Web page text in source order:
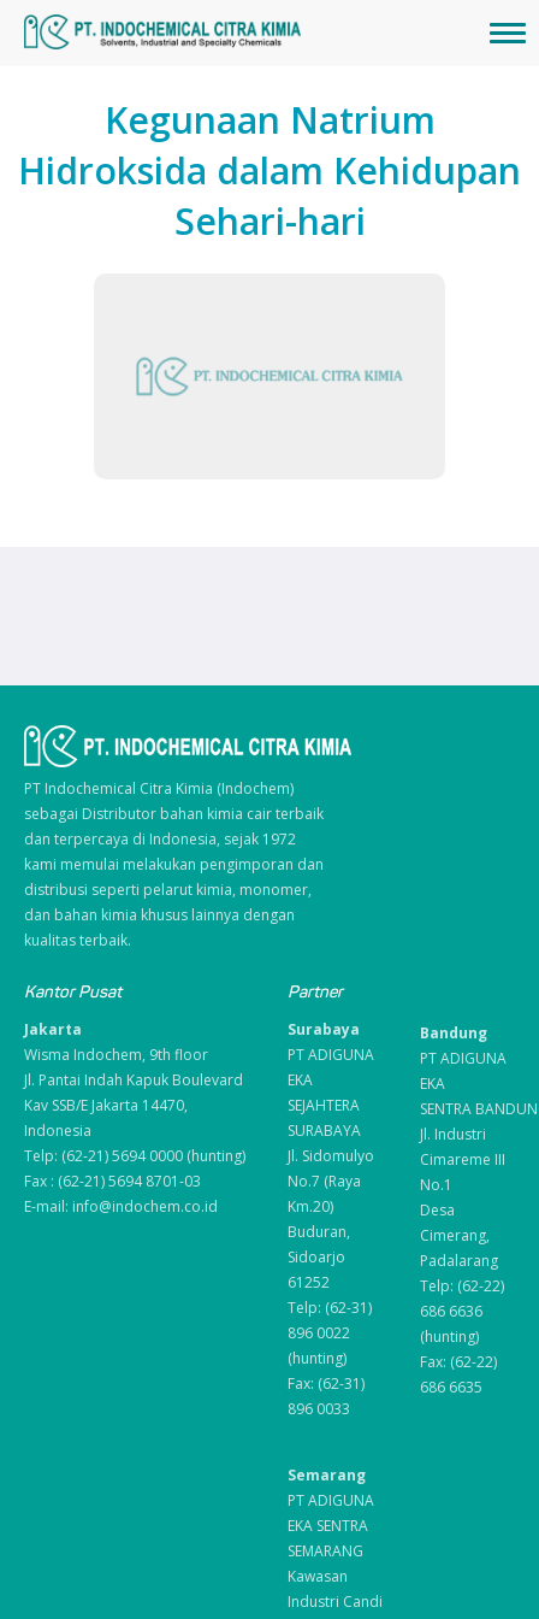
Kegunaan Natrium
Hidroksida dalam Kehidupan
Sehari-hari
PT Indochemical Citra Kimia (Indochem)
sebagai Distributor bahan kimia cair terbaik
dan terpercaya di Indonesia, sejak 1972
kami memulai melakukan pengimporan dan
distribusi seperti pelarut kimia, monomer,
dan bahan kimia khusus lainnya dengan
kualitas terbaik.
Kantor Pusat
Jakarta
Wisma Indochem, 9th floor
Jl. Pantai Indah Kapuk Boulevard
Kav SSB/E Jakarta 14470,
Indonesia
Telp: (62-21) 5694 0000 (hunting)
Fax : (62-21) 5694 8701-03
E-mail: info@indochem.co.id
Partner
Surabaya
PT ADIGUNA
EKA
SEJAHTERA
SURABAYA
Jl. Sidomulyo
No.7 (Raya
Km.20)
Buduran,
Sidoarjo
61252
Telp: (62-31)
896 0022
(hunting)
Fax: (62-31)
896 0033
Bandung
PT ADIGUNA
EKA
SENTRA
Jl. Industri
Cimareme III
No.1
Desa
Cimerang,
Padalarang
Telp: (62-22)
686 6636
(hunting)
Fax: (62-22)
686 6635
Semarang
PT ADIGUNA
EKA SENTRA
SEMARANG
Kawasan
Industri Candi